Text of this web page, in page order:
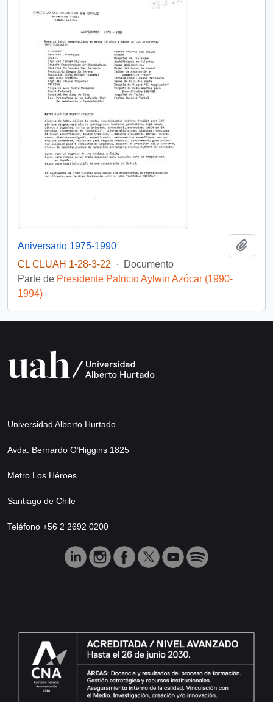
Aniversario 1975-1990
CL CLUAH 1-28-3-22
·
Documento
Parte de Presidente Patricio Aylwin Azócar (1990-
1994)
Universidad Alberto Hurtado
Avda. Bernardo O’Higgins 1825
Metro Los Héroes
Santiago de Chile
Teléfono +56 2 2692 0200